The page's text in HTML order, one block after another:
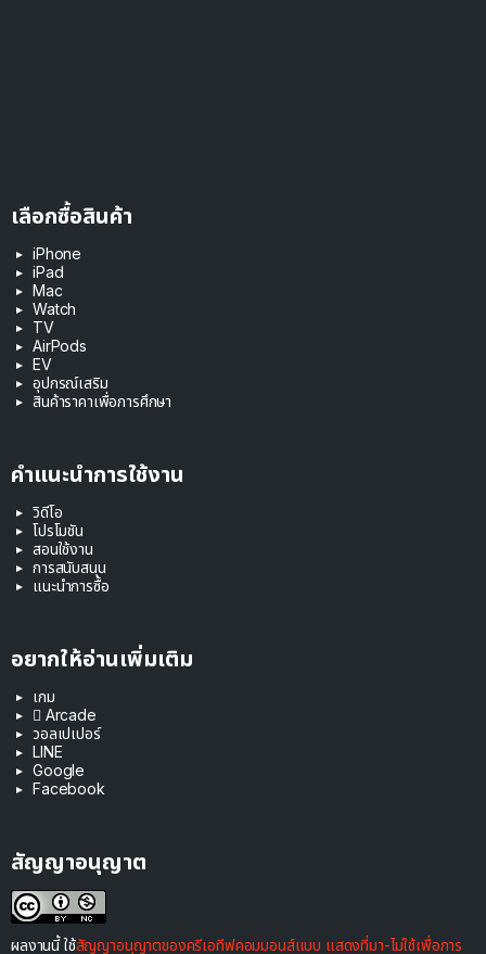
เลือกซื้อสินค้า
iPhone
iPad
Mac
Watch
TV
AirPods
EV
อุปกรณ์เสริม
สินค้าราคาเพื่อการศึกษา
คำแนะนำการใช้งาน
วิดีโอ
โปรโมชัน
สอนใช้งาน
การสนับสนุน
แนะนำการซื้อ
อยากให้อ่านเพิ่มเติม
เกม
 Arcade
วอลเปเปอร์
LINE
Google
Facebook
สัญญาอนุญาต
ผลงานนี้ ใช้สัญญาอนุญาตของครีเอทีฟคอมมอนส์แบบ แสดงที่มา-ไม่ใช้เพื่อการ